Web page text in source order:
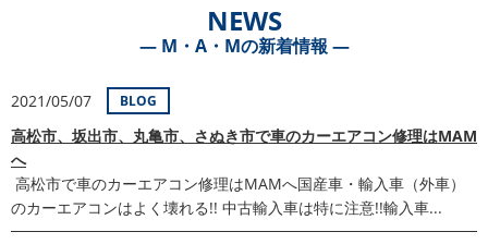
NEWS
― M・A・Mの新着情報 ―
2021/05/07 BLOG
高松市、坂出市、丸亀市、さぬき市で車のカーエアコン修理はMAM
へ
高松市で車のカーエアコン修理はMAMへ国産車・輸入車（外車）
のカーエアコンはよく壊れる!! 中古輸入車は特に注意!!輸入車...